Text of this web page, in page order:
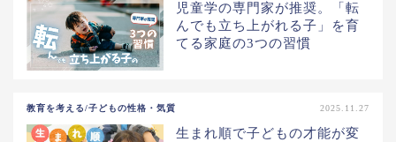
児童学の専門家が推奨。「転
んでも立ち上がれる子」を育
てる家庭の3つの習慣
教育を考える/子どもの性格・気質 2025.11.27
生まれ順で子どもの才能が変